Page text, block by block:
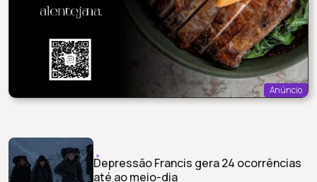
Anúncio
Depressão Francis gera 24 ocorrências
até ao meio-dia